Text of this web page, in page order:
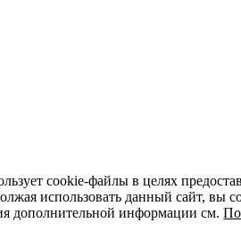
cookie-файлы в целях
использовать данный сайт, вы
дополнительной информации см.